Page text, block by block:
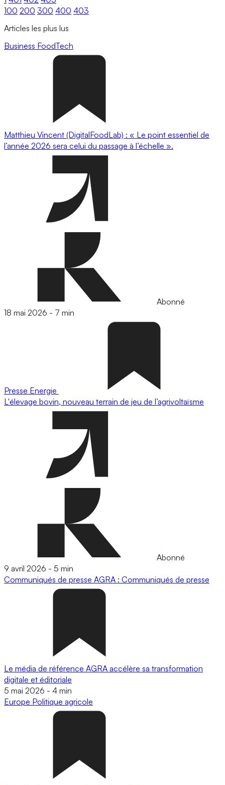
100 200 300 400 403
Articles les plus lus
Business FoodTech
Matthieu Vincent (DigitalFoodLab) : « Le point essentiel de
l’année 2026 sera celui du passage à l’échelle ».
Abonné
18 mai 2026 - 7 min
Presse Energie
L'élevage bovin, nouveau terrain de jeu de l’agrivoltaïsme
Abonné
9 avril 2026 - 5 min
Communiqués de presse AGRA : Communiqués de presse
Le média de référence AGRA accélère sa transformation
digitale et éditoriale
5 mai 2026 - 4 min
Europe Politique agricole